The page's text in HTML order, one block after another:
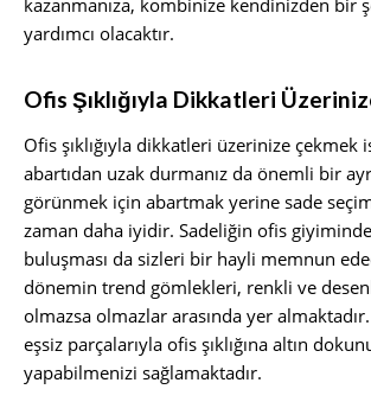
yardımcı olacaktır.
Ofis Şıklığıyla Dikkatleri
Ofis şıklığıyla dikkatleri üzerinize çekmek
abartıdan uzak durmanız da önemli bir
görünmek için abartmak yerine sade
zaman daha iyidir. Sadeliğin ofis
buluşması da sizleri bir hayli memnun
dönemin trend gömlekleri, renkli ve
olmazsa olmazlar arasında yer
eşsiz parçalarıyla ofis şıklığına altın
yapabilmenizi sağlamaktadır.